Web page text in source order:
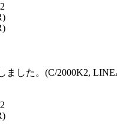
した。(C/2000K2,